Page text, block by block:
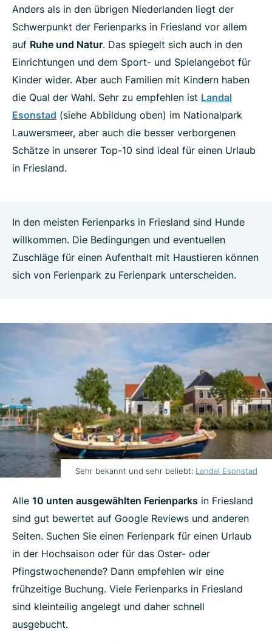
Anders als in den übrigen Niederlanden liegt der
Schwerpunkt der Ferienparks in Friesland vor allem
auf Ruhe und Natur. Das spiegelt sich auch in den
Einrichtungen und dem Sport- und Spielangebot für
Kinder wider. Aber auch Familien mit Kindern haben
die Qual der Wahl. Sehr zu empfehlen ist Landal
Esonstad (siehe Abbildung oben) im Nationalpark
Lauwersmeer, aber auch die besser verborgenen
Schätze in unserer Top-10 sind ideal für einen Urlaub
in Friesland.
In den meisten Ferienparks in Friesland sind Hunde
willkommen. Die Bedingungen und eventuellen
Zuschläge für einen Aufenthalt mit Haustieren können
sich von Ferienpark zu Ferienpark unterscheiden.
Sehr bekannt und sehr beliebt: Landal Esonstad
Alle 10 unten ausgewählten Ferienparks in Friesland
sind gut bewertet auf Google Reviews und anderen
Seiten. Suchen Sie einen Ferienpark für einen Urlaub
in der Hochsaison oder für das Oster- oder
Pfingstwochenende? Dann empfehlen wir eine
frühzeitige Buchung. Viele Ferienparks in Friesland
sind kleinteilig angelegt und daher schnell
ausgebucht.